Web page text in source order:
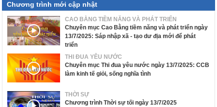
Chương trình mới cập nhật
CAO BẰNG TIỀM NĂNG VÀ PHÁT TRIỂN
Chuyên mục Cao Bằng tiềm năng và phát triển ngày
13/7/2025: Sáp nhập xã - tạo dư địa mới để phát
triển
THI ĐUA YÊU NƯỚC
Chuyên mục Thi đua yêu nước ngày 13/7/2025: CCB
làm kinh tế giỏi, sống nghĩa tình
THỜI SỰ
Chương trình Thời sự tối ngày 13/7/2025